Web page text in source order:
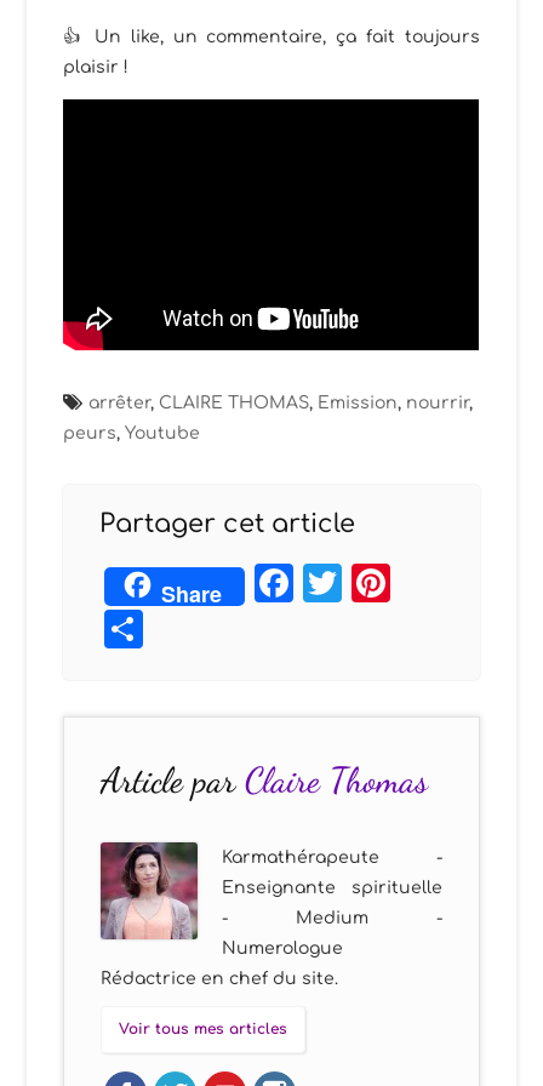
👍 Un like, un commentaire, ça fait toujours
plaisir !
arrêter, CLAIRE THOMAS, Emission, nourrir,
peurs,Youtube
Partager cet article
Share Facebook
Twitter
Article parClaire Thomas
Karmathérapeute -
Enseignante spirituelle
- Medium -
Numerologue
Rédactrice en chef du site.
Voir tous mes articles